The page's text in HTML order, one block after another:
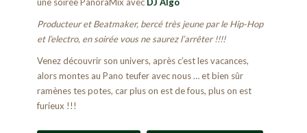
Producteur et Beatmaker, bercé très jeune par le Hip-Hop
et l’electro, en soirée vous ne saurez l’arrêter !!!!
Venez découvrir son univers, après c’est les vacances,
alors montes au Pano teufer avec nous … et bien sûr
ramènes tes potes, car plus on est de fous, plus on est
furieux !!!